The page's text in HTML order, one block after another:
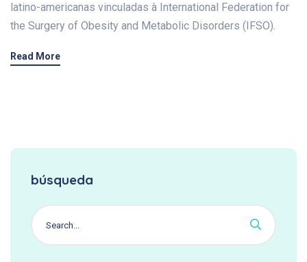
latino-americanas vinculadas à International Federation for
the Surgery of Obesity and Metabolic Disorders (IFSO).
Read More
búsqueda